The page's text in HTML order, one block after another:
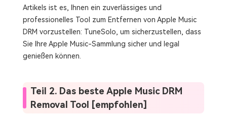
Artikels ist es, Ihnen ein zuverlässiges und
professionelles Tool zum Entfernen von Apple Music
DRM vorzustellen: TuneSolo, um sicherzustellen, dass
Sie Ihre Apple Music-Sammlung sicher und legal
genießen können.
Teil 2. Das beste Apple Music DRM
Removal Tool [empfohlen]